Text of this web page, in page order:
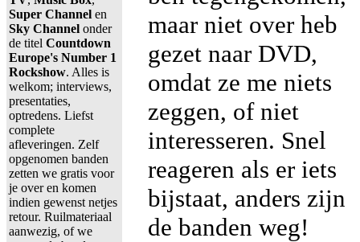
Super Channel en
Sky Channel onder
de titel Countdown
Europe's Number 1
Rockshow. Alles is
welkom; interviews,
presentaties,
optredens. Liefst
complete
afleveringen. Zelf
opgenomen banden
zetten we gratis voor
je over en komen
indien gewenst netjes
retour. Ruilmateriaal
aanwezig, of we
maar niet over heb
gezet naar DVD,
omdat ze me niets
zeggen, of niet
interesseren. Snel
reageren als er iets
bijstaat, anders zijn
de banden weg!